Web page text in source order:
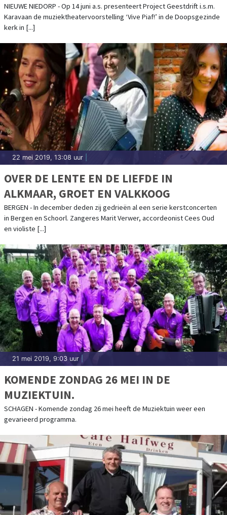
NIEUWE NIEDORP - Op 14 juni a.s. presenteert Project Geestdrift i.s.m.
Karavaan de muziektheatervoorstelling ‘Vive Piaf!’ in de Doopsgezinde
kerk in [...]
22 mei 2019, 13:08 uur
OVER DE LENTE EN DE LIEFDE IN
ALKMAAR, GROET EN VALKKOOG
BERGEN - In december deden zij gedrieën al een serie kerstconcerten
in Bergen en Schoorl. Zangeres Marit Verwer, accordeonist Cees Oud
en violiste [...]
21 mei 2019, 9:03 uur
KOMENDE ZONDAG 26 MEI IN DE
MUZIEKTUIN.
SCHAGEN - Komende zondag 26 mei heeft de Muziektuin weer een
gevarieerd programma.